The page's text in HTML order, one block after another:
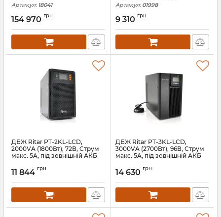
Артикул: 18041
154 970 грн.
Артикул: 01998
9 310 грн.
ДБЖ Ritar PT-2KL-LCD,
2000VA (1800Вт), 72В, Струм
макс. 5A, під зовнішній АКБ
11 844 грн.
ДБЖ Ritar PT-3KL-LCD,
3000VA (2700Вт), 96В, Струм
макс. 5A, під зовнішній АКБ
14 630 грн.